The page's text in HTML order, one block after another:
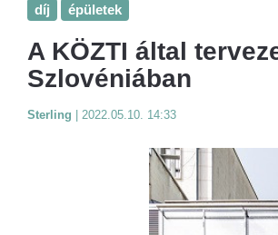
díj épületek
A KÖZTI által
Szlovéniában
Sterling 2022.05.10. 14:33